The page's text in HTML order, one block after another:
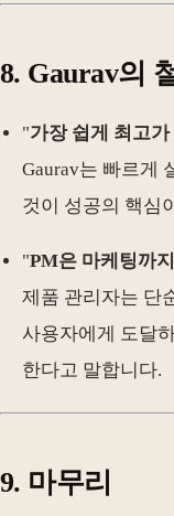
8. Gaurav의
"가장 쉽게 최고
Gaurav는 빠르게
것이 성공의 핵심
"PM은 마케팅까
제품 관리자는 단
사용자에게 도달
한다고 말합니다.
9. 마무리